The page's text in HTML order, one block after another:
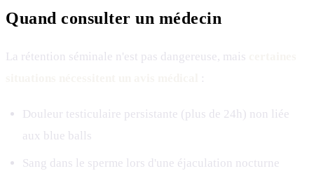
Quand consulter un médecin
La rétention séminale n'est pas dangereuse, mais
:
Douleur testiculaire persistante (plus de 24h) non liée
aux blue balls
Sang dans le sperme lors d'une éjaculation nocturne